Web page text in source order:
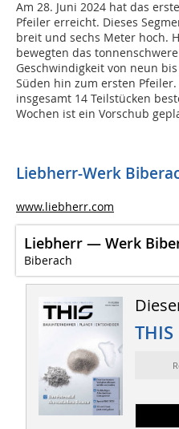
Am 28. Juni 2024 hat das
Pfeiler erreicht. Dieses
breit und sechs Meter hoch.
bewegten das
Geschwindigkeit von neun
Süden hin zum ersten
insgesamt 14 Teilstücken
Wochen ist ein Vorschub
Liebherr-Werk
www.liebherr.com
Liebherr — Werk
Biberach